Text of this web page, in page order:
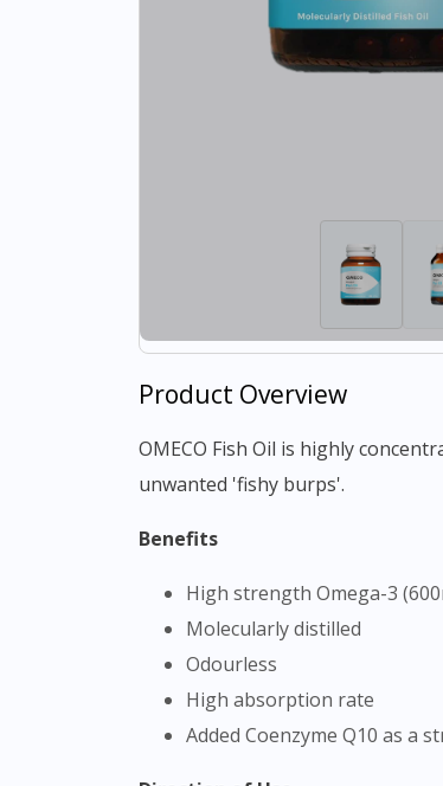
Product Overview
OMECO Fish Oil is highly concentrated with up to 70% omega-3 fatty acids. Its enteric coated softgels maximizes the absorption and prevent
unwanted 'fishy burps'.
Benefits
High strength Omega-3
Molecularly distilled
Odourless
High absorption rate
Added Coenzyme Q10 as